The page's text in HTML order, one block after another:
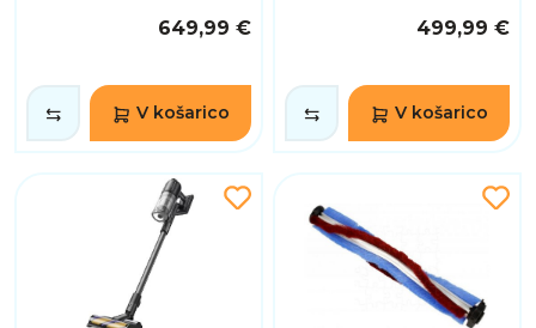
649,99 €
V košarico
499,99 €
V košarico